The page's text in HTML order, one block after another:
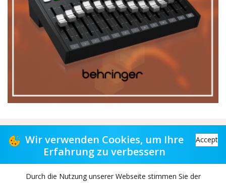
Vertriebspartner für Musikgeschäfte
Distribution partner to music stores
Copyright© 2026 TAS-retail B.V. All rights reserved.
Wir verwenden Cookies, um Ihre
Erfahrung zu verbessern
Accept
Durch die Nutzung unserer Webseite stimmen Sie der